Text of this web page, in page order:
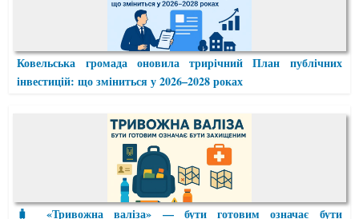
Ковельська громада оновила трирічний План публічних
інвестицій: що зміниться у 2026–2028 роках
🧳 «Тривожна валіза» — бути готовим означає бути